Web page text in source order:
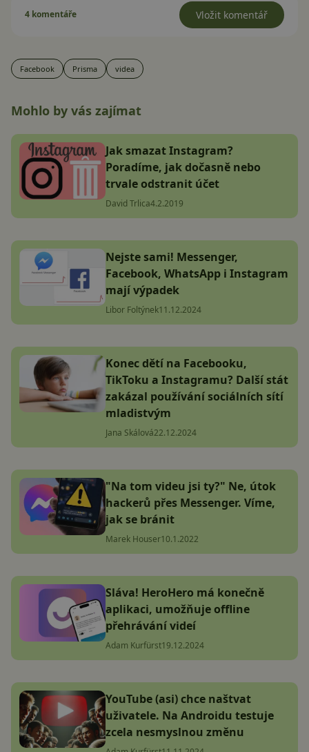
4 komentáře Vložit komentář
Facebook Prisma videa
Mohlo by vás zajímat
Jak smazat Instagram?
Poradíme, jak dočasně nebo
trvale odstranit účet
David Trlica4.2.2019
Nejste sami! Messenger,
Facebook, WhatsApp i Instagram
mají výpadek
Libor Foltýnek11.12.2024
Konec dětí na Facebooku,
TikToku a Instagramu? Další stát
zakázal používání sociálních sítí
mladistvým
Jana Skálová22.12.2024
"Na tom videu jsi ty?" Ne, útok
hackerů přes Messenger. Víme,
jak se bránit
Marek Houser10.1.2022
Sláva! HeroHero má konečně
aplikaci, umožňuje offline
přehrávání videí
Adam Kurfürst19.12.2024
YouTube (asi) chce naštvat
uživatele. Na Androidu testuje
zcela nesmyslnou změnu